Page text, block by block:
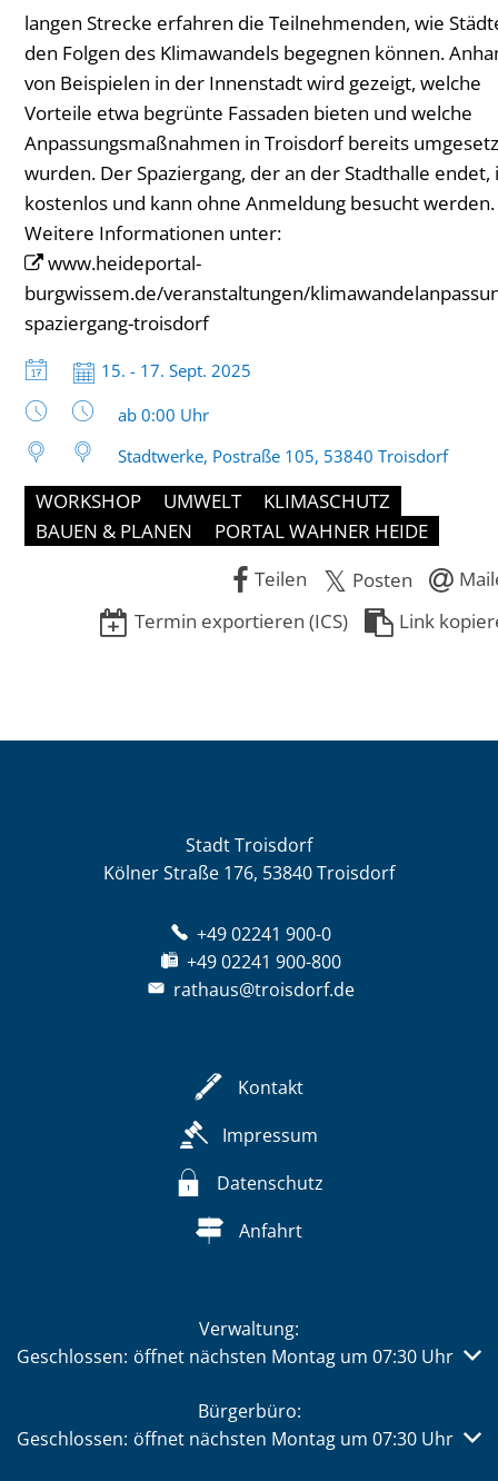
langen Strecke erfahren die Teilnehmenden, wie
den Folgen des Klimawandels begegnen können.
von Beispielen in der Innenstadt wird gezeigt, welche
Vorteile etwa begrünte Fassaden bieten und welche
Anpassungsmaßnahmen in Troisdorf bereits
wurden. Der Spaziergang, der an der Stadthalle endet,
kostenlos und kann ohne Anmeldung besucht werden.
Weitere Informationen unter:
www.heideportal-
burgwissem.de/veranstaltungen/
spaziergang-troisdorf
Datum:
15. - 17. Sept. 2025
Uhrzeit:
ab 0:00 Uhr
Stadtwerke, Postraße 105, 53840 Troisdorf
WORKSHOP UMWELT
KLIMASCHUTZ
BAUEN & PLANEN
PORTAL WAHNER HEIDE
Teilen
Posten
Termin exportieren (ICS)
Link
Stadt Troisdorf
Kölner Straße 176, 53840 Troisdorf
+49 02241 900-0
+49 02241 900-800
rathaus@troisdorf.de
Kontakt
Impressum
Datenschutz
Anfahrt
Verwaltung:
Klicken, um weitere Öffnungs- oder Schließzeiten
Geschlossen: öffnet nächsten Montag um 07:30 Uhr
Bürgerbüro:
Klicken, um weitere Öffnungs- oder Schließzeiten
Geschlossen: öffnet nächsten Montag um 07:30 Uhr